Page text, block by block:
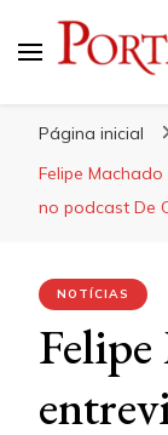
Página inicial
Felipe
no podcast De
NOTÍCIAS
Felipe